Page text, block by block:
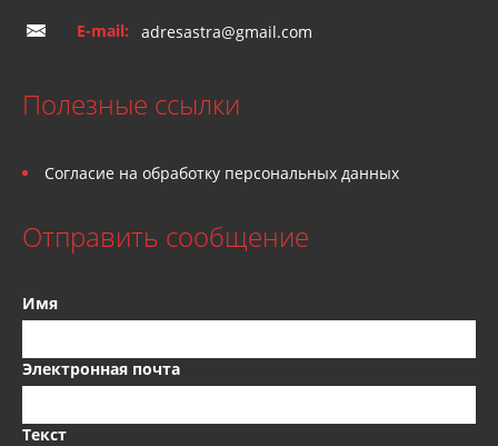
E-mail: adresastra@gmail.com
Полезные ссылки
Согласие на обработку персональных данных
Отправить сообщение
Имя
Электронная почта
Текст